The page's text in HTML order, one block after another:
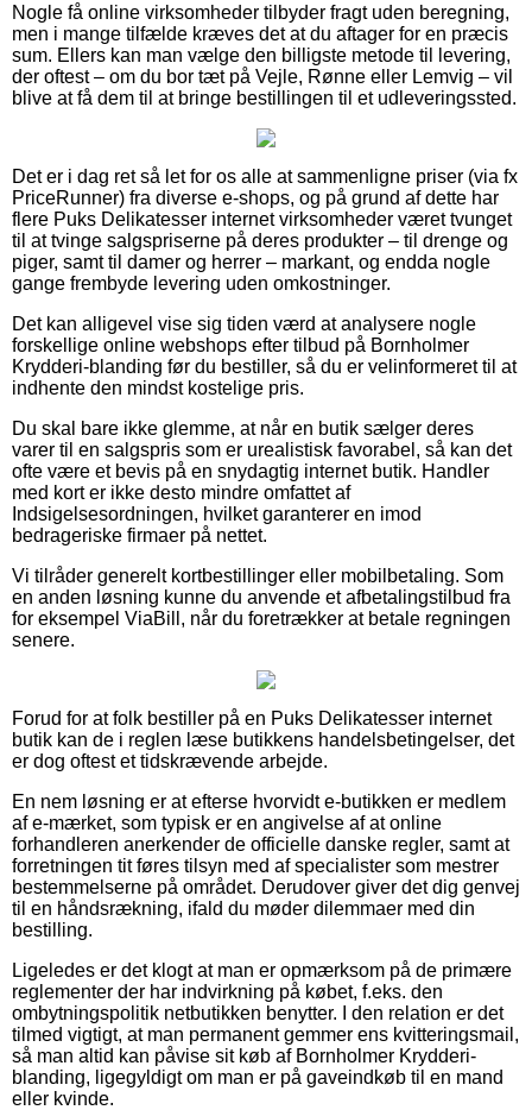
Nogle få online virksomheder tilbyder fragt uden beregning,
men i mange tilfælde kræves det at du aftager for en præcis
sum. Ellers kan man vælge den billigste metode til levering,
der oftest – om du bor tæt på Vejle, Rønne eller Lemvig – vil
blive at få dem til at bringe bestillingen til et udleveringssted.
Det er i dag ret så let for os alle at sammenligne priser (via fx
PriceRunner) fra diverse e-shops, og på grund af dette har
flere Puks Delikatesser internet virksomheder været tvunget
til at tvinge salgspriserne på deres produkter – til drenge og
piger, samt til damer og herrer – markant, og endda nogle
gange frembyde levering uden omkostninger.
Det kan alligevel vise sig tiden værd at analysere nogle
forskellige online webshops efter tilbud på Bornholmer
Krydderi-blanding før du bestiller, så du er velinformeret til at
indhente den mindst kostelige pris.
Du skal bare ikke glemme, at når en butik sælger deres
varer til en salgspris som er urealistisk favorabel, så kan det
ofte være et bevis på en snydagtig internet butik. Handler
med kort er ikke desto mindre omfattet af
Indsigelsesordningen, hvilket garanterer en imod
bedrageriske firmaer på nettet.
Vi tilråder generelt kortbestillinger eller mobilbetaling. Som
en anden løsning kunne du anvende et afbetalingstilbud fra
for eksempel ViaBill, når du foretrækker at betale regningen
senere.
Forud for at folk bestiller på en Puks Delikatesser internet
butik kan de i reglen læse butikkens handelsbetingelser, det
er dog oftest et tidskrævende arbejde.
En nem løsning er at efterse hvorvidt e-butikken er medlem
af e-mærket, som typisk er en angivelse af at online
forhandleren anerkender de officielle danske regler, samt at
forretningen tit føres tilsyn med af specialister som mestrer
bestemmelserne på området. Derudover giver det dig genvej
til en håndsrækning, ifald du møder dilemmaer med din
bestilling.
Ligeledes er det klogt at man er opmærksom på de primære
reglementer der har indvirkning på købet, f.eks. den
ombytningspolitik netbutikken benytter. I den relation er det
tilmed vigtigt, at man permanent gemmer ens kvitteringsmail,
så man altid kan påvise sit køb af Bornholmer Krydderi-
blanding, ligegyldigt om man er på gaveindkøb til en mand
eller kvinde.